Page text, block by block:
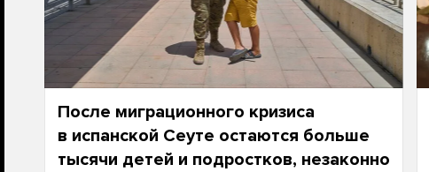
После миграционного кризиса
в испанской Сеуте остаются больше
тысячи детей и подростков, незаконно